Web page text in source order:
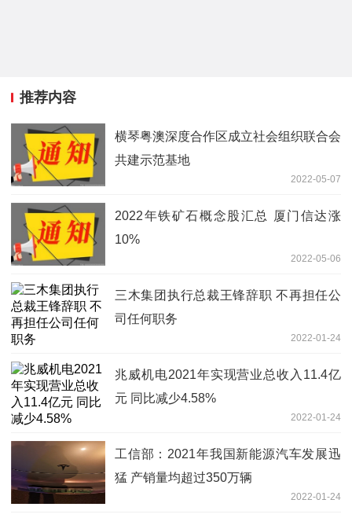
推荐内容
横琴粤澳深度合作区成立社会组织联合会
共建示范基地
2022-05-07
2022年铁矿石概念股汇总 厦门信达涨
10%
2022-05-06
三木集团执行总裁王锋辞职 不再担任公
司任何职务
2022-01-24
兆威机电2021年实现营业总收入11.4亿
元 同比减少4.58%
2022-01-24
工信部：2021年我国新能源汽车发展迅
猛 产销量均超过350万辆
2022-01-24